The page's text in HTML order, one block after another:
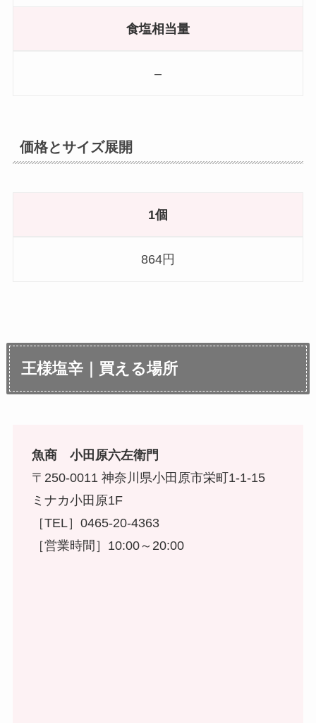
食塩相当量
–
価格とサイズ展開
1個
864円
王様塩辛｜買える場所
魚商 小田原六左衛門
〒250-0011 神奈川県小田原市栄町1-1-15
ミナカ小田原1F
［TEL］0465-20-4363
［営業時間］10:00～20:00